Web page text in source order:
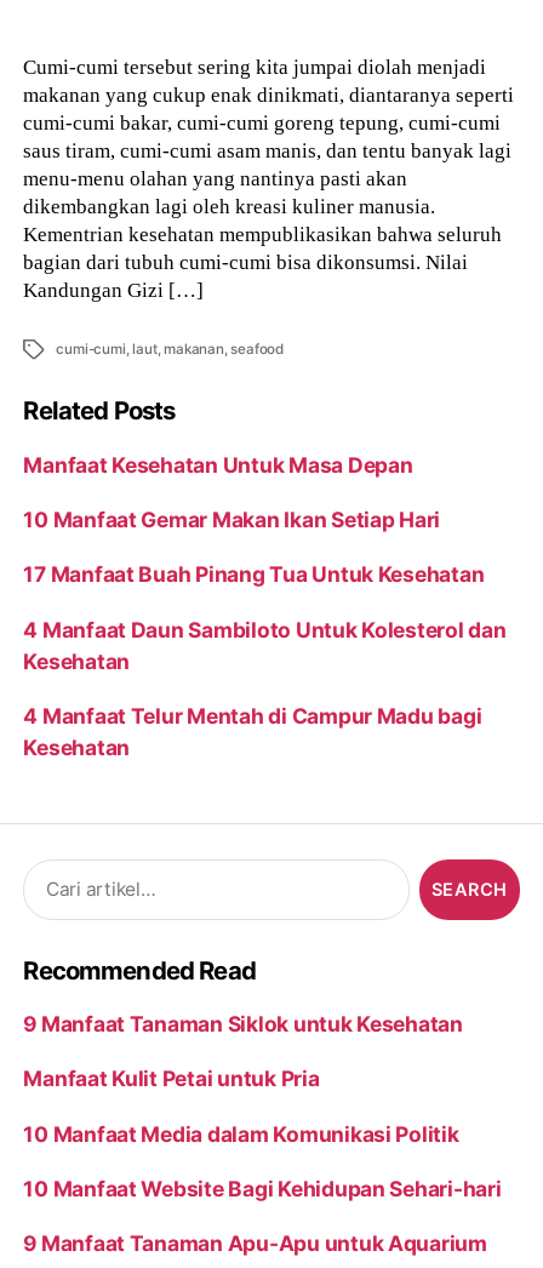
Cumi-cumi tersebut sering kita jumpai diolah menjadi
makanan yang cukup enak dinikmati, diantaranya seperti
cumi-cumi bakar, cumi-cumi goreng tepung, cumi-cumi
saus tiram, cumi-cumi asam manis, dan tentu banyak lagi
menu-menu olahan yang nantinya pasti akan
dikembangkan lagi oleh kreasi kuliner manusia.
Kementrian kesehatan mempublikasikan bahwa seluruh
bagian dari tubuh cumi-cumi bisa dikonsumsi. Nilai
Kandungan Gizi […]
Tags cumi-cumi, laut,makanan,seafood
Related Posts
Manfaat Kesehatan Untuk Masa Depan
10 Manfaat Gemar Makan Ikan Setiap Hari
17 Manfaat Buah Pinang Tua Untuk Kesehatan
4 Manfaat Daun Sambiloto Untuk Kolesterol dan
Kesehatan
4 Manfaat Telur Mentah di Campur Madu bagi
Kesehatan
Search
for:
Recommended Read
9 Manfaat Tanaman Siklok untuk Kesehatan
Manfaat Kulit Petai untuk Pria
10 Manfaat Media dalam Komunikasi Politik
10 Manfaat Website Bagi Kehidupan Sehari-hari
9 Manfaat Tanaman Apu-Apu untuk Aquarium